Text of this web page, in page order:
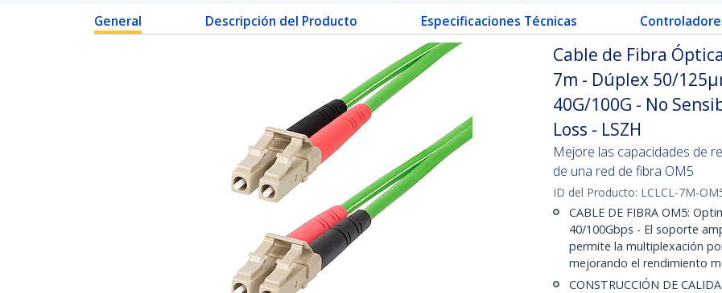
General Descripción del Producto Especificaciones Técnicas
Cable de Fibra
7m - Dúplex 50/
40G/100G - No
Loss - LSZH
Mejore las capacidades de
de una red de fibra OM5
ID del Producto: LCLCL-7M-
CABLE DE FIBRA OM5:
40/100Gbps - El soporte
permite la multiplexación
mejorando el rendimiento
CONSTRUCCIÓN DE